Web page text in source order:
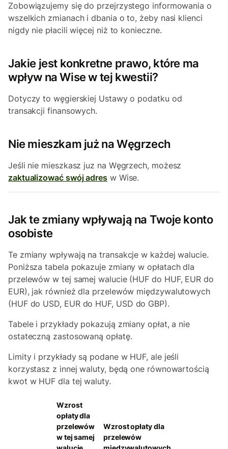
Zobowiązujemy się do przejrzystego informowania o
wszelkich zmianach i dbania o to, żeby nasi klienci
nigdy nie płacili więcej niż to konieczne.
Jakie jest konkretne prawo, które ma
wpływ na Wise w tej kwestii?
Dotyczy to węgierskiej Ustawy o podatku od
transakcji finansowych.
Nie mieszkam już na Węgrzech
Jeśli nie mieszkasz juz na Węgrzech, możesz
zaktualizować swój adresw Wise.
Jak te zmiany wpływają na Twoje konto
osobiste
Te zmiany wpływają na transakcje w każdej walucie.
Poniższa tabela pokazuje zmiany w opłatach dla
przelewów w tej samej walucie (HUF do HUF, EUR do
EUR), jak również dla przelewów międzywalutowych
(HUF do USD, EUR do HUF, USD do GBP).
Tabele i przykłady pokazują zmiany opłat, a nie
ostateczną zastosowaną opłatę.
Limity i przykłady są podane w HUF, ale jeśli
korzystasz z innej waluty, będą one równowartością
kwot w HUF dla tej waluty.
Wzrost
opłaty dla
przelewów
w tej samej
Wzrost opłaty dla
przelewów